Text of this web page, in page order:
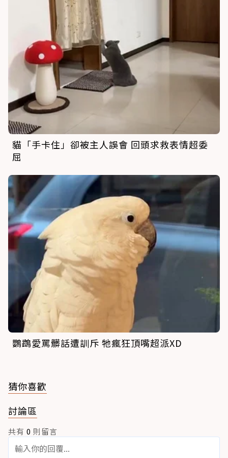
貓「手卡住」卻被主人誤會 回頭求救表情超委
屈
鸚鵡愛罵髒話遭訓斥 牠瘋狂頂嘴超派XD
猜你喜歡
討論區
共有 0 則留言